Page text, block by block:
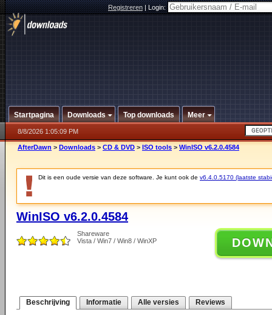
Registreren|Login:
Startpagina Downloads Top downloads Meer
8/8/2026 1:05:09 PM
AfterDawn > Downloads > CD & DVD > ISO tools > WinISO v6.2.0.4584
Dit is een oude versie van deze software. Je kunt ook de v6.4.0.5170 (laatste
WinISO v6.2.0.4584
Shareware
Vista / Win7 / Win8 / WinXP
Beschrijving Informatie Alle versies Reviews